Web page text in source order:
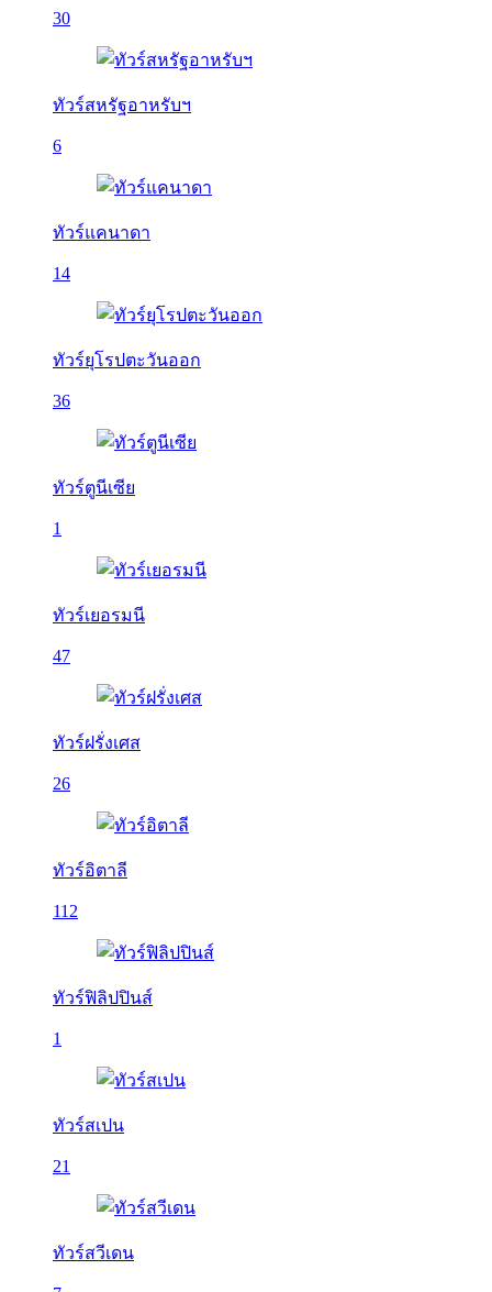
30
ทัวร์สหรัฐอาหรับฯ
6
ทัวร์แคนาดา
14
ทัวร์ยุโรปตะวันออก
36
ทัวร์ตูนีเซีย
1
ทัวร์เยอรมนี
47
ทัวร์ฝรั่งเศส
26
ทัวร์อิตาลี
112
ทัวร์ฟิลิปปินส์
1
ทัวร์สเปน
21
ทัวร์สวีเดน